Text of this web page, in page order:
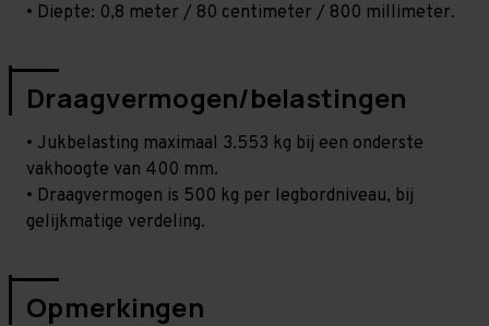
• Diepte: 0,8 meter / 80 centimeter / 800 millimeter.
Draagvermogen/belastingen
• Jukbelasting maximaal 3.553 kg bij een onderste
vakhoogte van 400 mm.
• Draagvermogen is 500 kg per legbordniveau, bij
gelijkmatige verdeling.
Opmerkingen